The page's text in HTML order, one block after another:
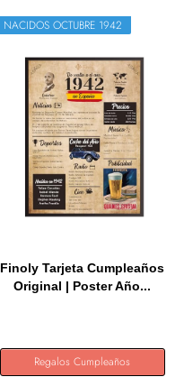
NACIDOS OCTUBRE 1942
Finoly Tarjeta Cumpleaños
Original | Poster Año...
Regalos Cumpleaños